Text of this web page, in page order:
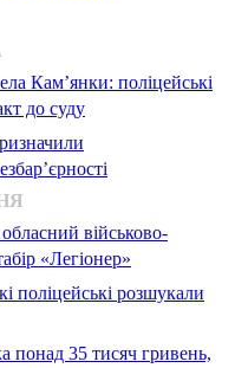
Кам’янки: поліцейські
до суду
військово-
«Легіонер»
поліцейські розшукали
понад 35 тисяч гривень,